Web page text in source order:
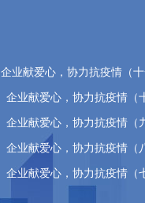
企业献爱心，协力抗疫情（十
企业献爱心，协力抗疫情（
企业献爱心，协力抗疫情（
企业献爱心，协力抗疫情（
企业献爱心，协力抗疫情（
企业献爱心，协力抗疫情（